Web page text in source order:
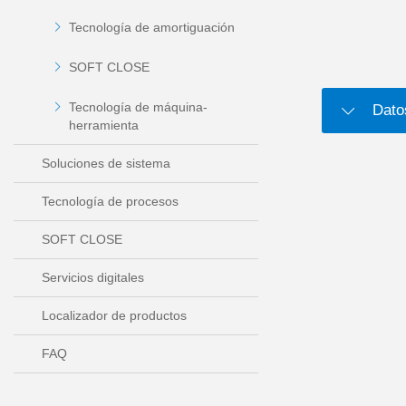
Tecnología de amortiguación
SOFT CLOSE
Tecnología de máquina-
herramienta
Soluciones de sistema
Tecnología de procesos
SOFT CLOSE
Servicios digitales
Localizador de productos
FAQ